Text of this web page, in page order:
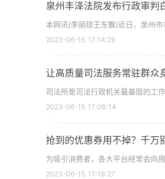
泉州丰泽法院发布行政审判
本网讯(李丽琼王东飘)近日，泉州
2023-06-15 17:14:29
让高质量司法服务常驻群
司法所是司法行政机关最基层的工
2023-06-15 17:08:14
抢到的优惠券用不掉？千万
为吸引消费者，各大平台经常会向
2023-06-15 17:19:27